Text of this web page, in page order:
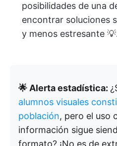
posibilidades de una
encontrar soluciones
y menos estresante
🌟 Alerta estadística:
alumnos visuales
población, pero el uso
información sigue
formato? ¡No es de